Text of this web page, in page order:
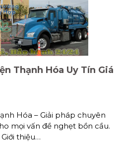
Thạnh Hóa Uy Tín Giá
Hóa – Giải pháp chuyên
mọi vấn đề nghẹt bồn cầu.
thiệu…